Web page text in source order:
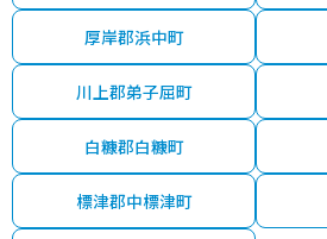
厚岸郡浜中町
川上郡弟子屈町
白糠郡白糠町
標津郡中標津町